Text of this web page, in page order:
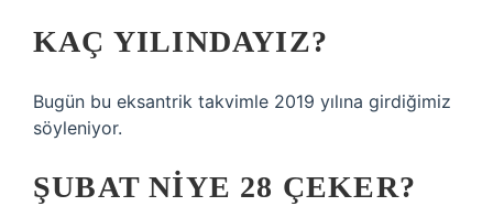
KAÇ YILINDAYIZ?
Bugün bu eksantrik takvimle 2019 yılına girdiğimiz
söyleniyor.
ŞUBAT NIYE 28 ÇEKER?